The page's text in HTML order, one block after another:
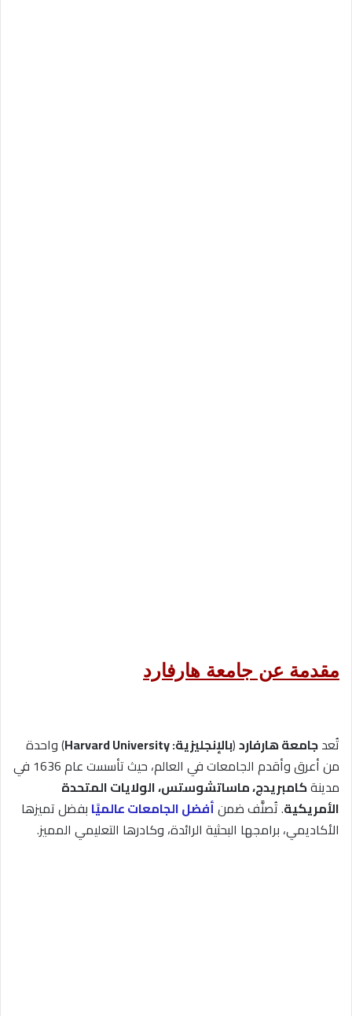
مقدمة عن جامعة هارفارد
تُعدجامعة هارفارد(بالإنجليزية: Harvard University
) واحدة
من أعرق وأقدم الجامعات في العالم، حيث تأسست عام 1636 في
مدينةكامبريدج، ماساتشوستس، الولايات المتحدة
الأمريكية. تُصنَّف ضمنأفضل الجامعات عالميًا بفضل تميزها
الأكاديمي، برامجها البحثية الرائدة، وكادرها التعليمي المميز.